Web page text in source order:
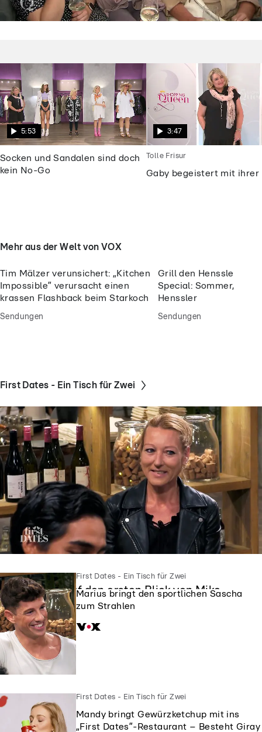
die Kandidatinnen fassungslos
5:53
Socken und Sandalen sind doch
kein No-Go
3:47
Gaby begeistert mit ihrer
Tolle Frisur
Mehr aus der Welt von VOX
Tim Mälzer verunsichert: „Kitchen
Impossible” verursacht einen
krassen Flashback beim Starkoch
Sendungen
Grill den Henssler
Special: Sommer,
Henssler
Sendungen
First Dates - Ein Tisch für Zwei
First Dates - Ein Tisch für Zwei
Siggi ist auf den ersten Blick von Mike
geflasht
First Dates - Ein Tisch für Zwei
Marius bringt den sportlichen Sascha
zum Strahlen
First Dates - Ein Tisch für Zwei
Mandy bringt Gewürzketchup mit ins
„First Dates”-Restaurant – Besteht Giray